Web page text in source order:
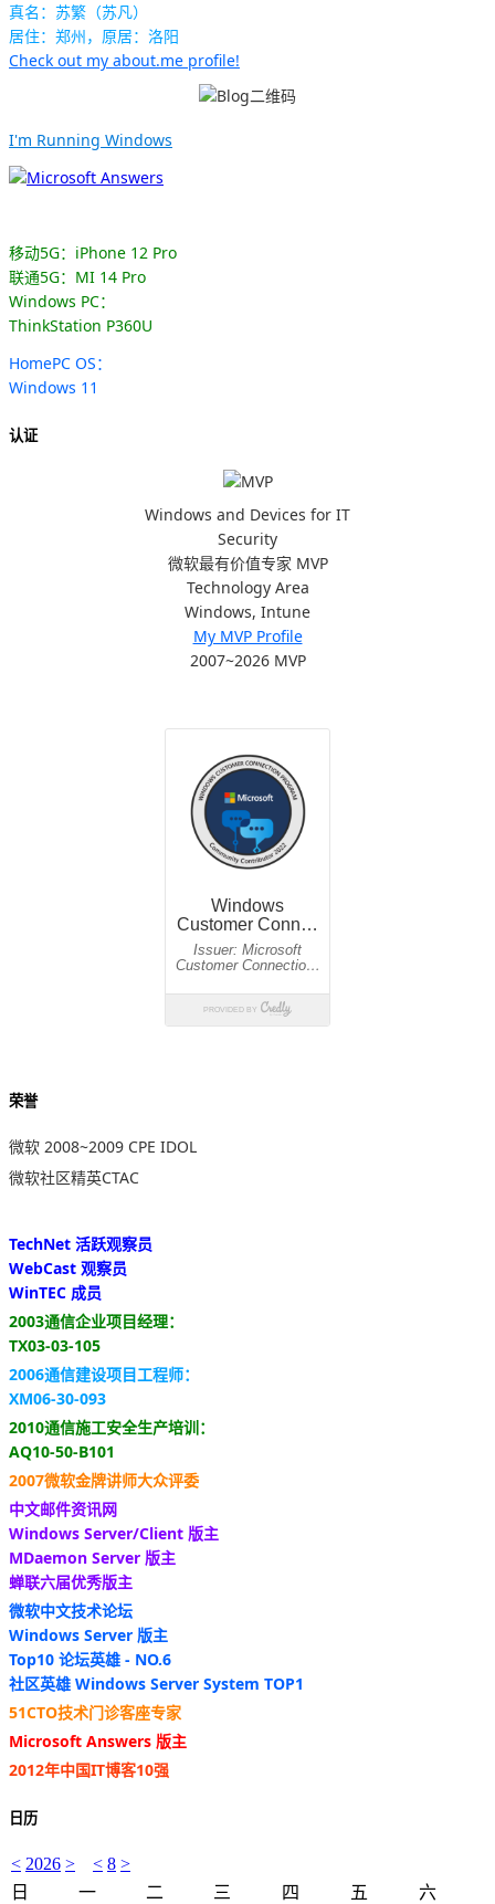
真名：苏繁（苏凡）
居住：郑州，原居：洛阳
Check out my about.me profile!
I'm Running Windows
移动5G：iPhone 12 Pro
联通5G：MI 14 Pro
Windows PC：
ThinkStation P360U
HomePC OS：
Windows 11
认证
Windows and Devices for IT
Security
微软最有价值专家 MVP
Technology Area
Windows, Intune
My MVP Profile
2007~2026 MVP
荣誉
微软 2008~2009 CPE IDOL
微软社区精英CTAC
TechNet 活跃观察员
WebCast 观察员
WinTEC 成员
2003通信企业项目经理：
TX03-03-105
2006通信建设项目工程师：
XM06-30-093
2010通信施工安全生产培训：
AQ10-50-B101
2007微软金牌讲师大众评委
中文邮件资讯网
Windows Server/Client 版主
MDaemon Server 版主
蝉联六届优秀版主
微软中文技术论坛
Windows Server 版主
Top10 论坛英雄 - NO.6
社区英雄 Windows Server System TOP1
51CTO技术门诊客座专家
Microsoft Answers 版主
2012年中国IT博客10强
日历
< 2026 > < 8 >
日
一 二 三 四 五
六